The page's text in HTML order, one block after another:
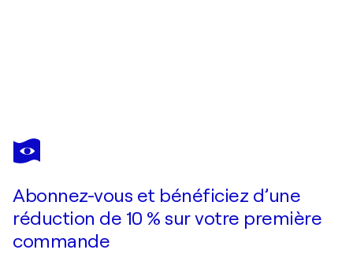
DANIELA ANTONELLO ANTONELLO
Sinfonia d’estate
Abonnez-vous et bénéficiez d’une
réduction de 10 % sur votre première
commande